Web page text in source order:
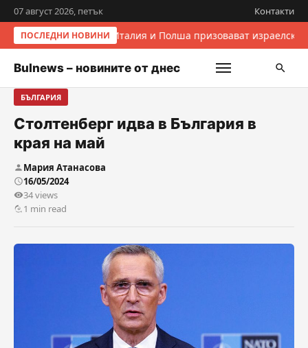
07 август 2026, петък Контакти
ПОСЛЕДНИ НОВИНИ Италия и Полша призовават
Bulnews – новините от днес
БЪЛГАРИЯ
Столтенберг идва в България в
края на май
Мария Атанасова
16/05/2024
34 views
1 min read